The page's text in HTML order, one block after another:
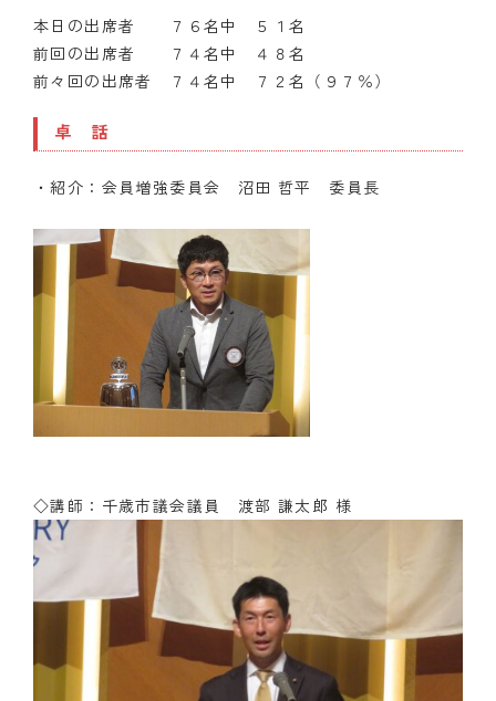
本日の出席者 ７６名中 ５１名
前回の出席者 ７４名中 ４８名
前々回の出席者 ７４名中 ７２名（９７％）
卓 話
・紹介：会員増強委員会 沼田 哲平 委員長
◇講師：千歳市議会議員 渡部 謙太郎 様